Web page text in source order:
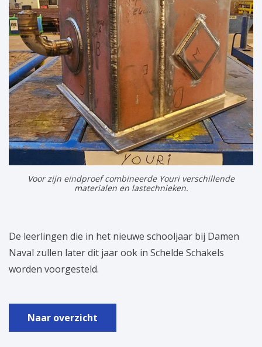
Voor zijn eindproef combineerde Youri verschillende
materialen en lastechnieken.
De leerlingen die in het nieuwe schooljaar bij Damen
Naval zullen later dit jaar ook in Schelde Schakels
worden voorgesteld.
Naar overzicht